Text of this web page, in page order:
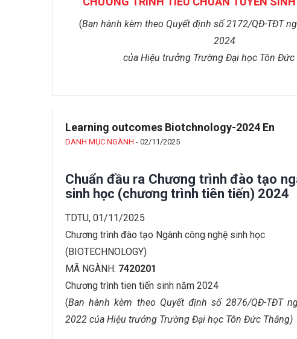
(Ban hành kèm theo Quyết định số2172/QĐ-TĐT
2024
của Hiệu trưởng Trường Đại học Tôn Đức
Learning outcomes Biotchnology-2024 En
DANH MỤC NGÀNH - 02/11/2025
Chuẩn đầu ra Chương trình đào tạo
sinh học (chương trình tiên tiến) 2024
TDTU, 01/11/2025
Chương trình đào tạo Ngành công nghệ sinh học
(BIOTECHNOLOGY)
MÃ NGÀNH: 7420201
Chương trình tien tiến sinh năm 2024
(Ban hành kèm theo Quyết định số 2876/QĐ-TĐT
2022 của Hiệu trưởng Trường Đại học Tôn Đức Thắng)